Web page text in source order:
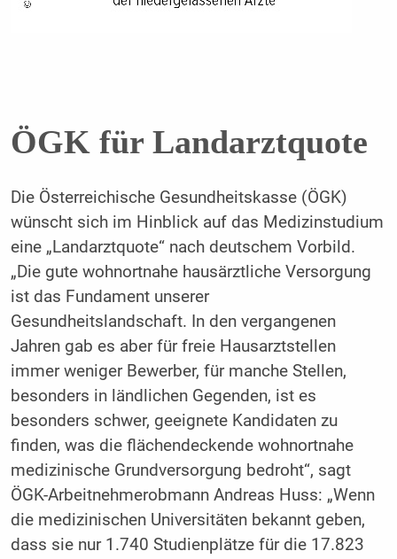
ÖGK für Landarztquote
Die Österreichische Gesundheitskasse (ÖGK)
wünscht sich im Hinblick auf das Medizinstudium
eine „Landarztquote“ nach deutschem Vorbild.
„Die gute wohnortnahe hausärztliche Versorgung
ist das Fundament unserer
Gesundheitslandschaft. In den vergangenen
Jahren gab es aber für freie Hausarztstellen
immer weniger Bewerber, für manche Stellen,
besonders in ländlichen Gegenden, ist es
besonders schwer, geeignete Kandidaten zu
finden, was die flächendeckende wohnortnahe
medizinische Grundversorgung bedroht“, sagt
ÖGK-Arbeitnehmerobmann Andreas Huss: „Wenn
die medizinischen Universitäten bekannt geben,
dass sie nur 1.740 Studienplätze für die 17.823